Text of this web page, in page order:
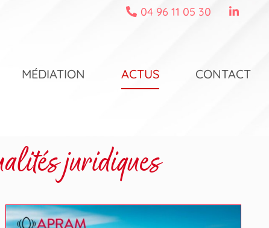
04 96 11 05 30
MÉDIATION ACTUS CONTACT
juridiques